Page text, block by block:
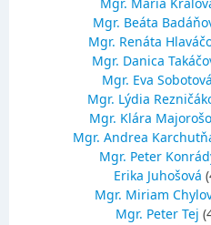
Mgr. Beáta
Mgr. Renáta
Mgr. Danica
Mgr. Eva Sobotová
Mgr. Lýdia
Mgr. Klára
Mgr. Andrea
Mgr. Peter
Erika Juhošová
Mgr. Miriam
Mgr. Peter Tej